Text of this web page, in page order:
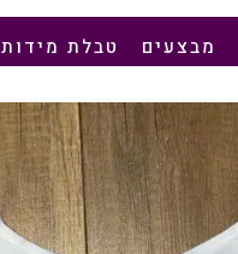
מבצעים טבלת מידות